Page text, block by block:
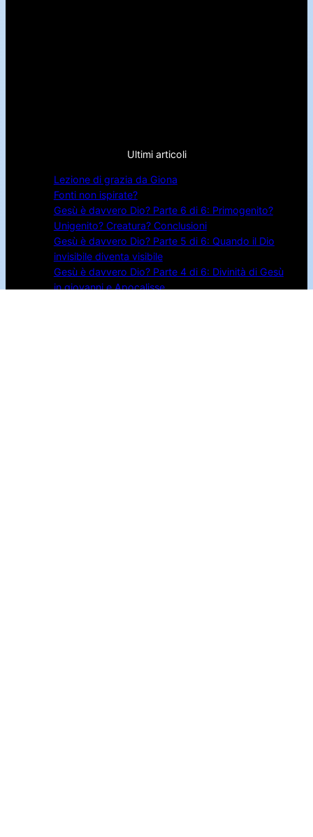
Ultimi articoli
Lezione di grazia da Giona
Fonti non ispirate?
Gesù è davvero Dio? Parte 6 di 6: Primogenito?
Unigenito? Creatura? Conclusioni
Gesù è davvero Dio? Parte 5 di 6: Quando il Dio
invisibile diventa visibile
Gesù è davvero Dio? Parte 4 di 6: Divinità di Gesù
in giovanni e Apocalisse